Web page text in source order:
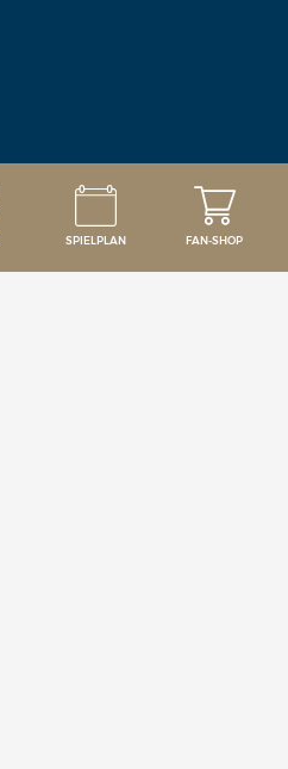
SPIELPLAN FAN-SHOP